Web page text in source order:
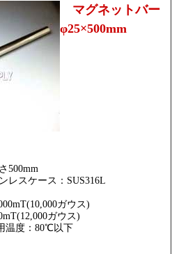
マグネットバー
φ25×500mm
500mm
レスケース：SUS316L
ガウス)
ガウス)
温度：80℃以下